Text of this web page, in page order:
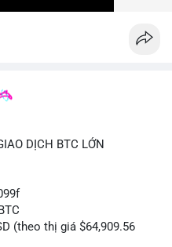
DỊCH BTC LỚN
(theo thị giá $64,909.56